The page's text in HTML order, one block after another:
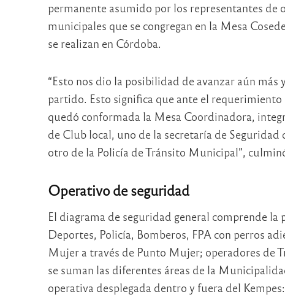
permanente asumido por los representantes de
municipales que se congregan en la Mesa
se realizan en Córdoba.
“Esto nos dio la posibilidad de avanzar aún
partido. Esto significa que ante el
quedó conformada la Mesa Coordinadora,
de Club local, uno de la secretaría de
otro de la Policía de Tránsito Municipal”,
Operativo de seguridad
El diagrama de seguridad general comprende
Deportes, Policía, Bomberos, FPA con perros
Mujer a través de Punto Mujer; operadores de
se suman las diferentes áreas de la
operativa desplegada dentro y fuera del